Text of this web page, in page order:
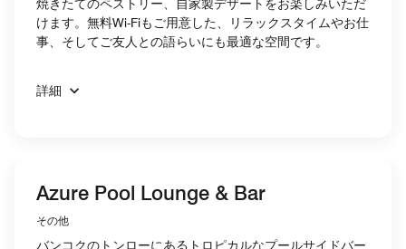
焼きたてのペストリー、自家製デザートをお楽しみいただ
けます。無料Wi-Fiもご用意した、リラックスタイムやお仕
事、そしてご友人との語らいにも最適な空間です。
詳細
Azure Pool Lounge & Bar
その他
バンコクのトンローにあるトロピカルなプールサイドバー